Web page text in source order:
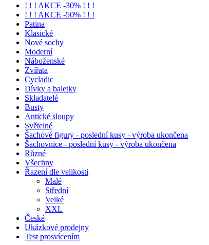
! ! ! AKCE -30% ! ! !
! ! ! AKCE -50% ! ! !
Patina
Klasické
Nové sochy
Moderní
Náboženské
Zvířata
Cycladic
Dívky a baletky
Skladatelé
Busty
Antické sloupy
Světelné
Šachové figury - poslední kusy - výroba ukončena
Šachovnice - poslední kusy - výroba ukončena
Různé
Všechny
Řazení dle velikosti
Malé
Střední
Velké
XXL
České
Ukázkové prodejny
Test prosvícením